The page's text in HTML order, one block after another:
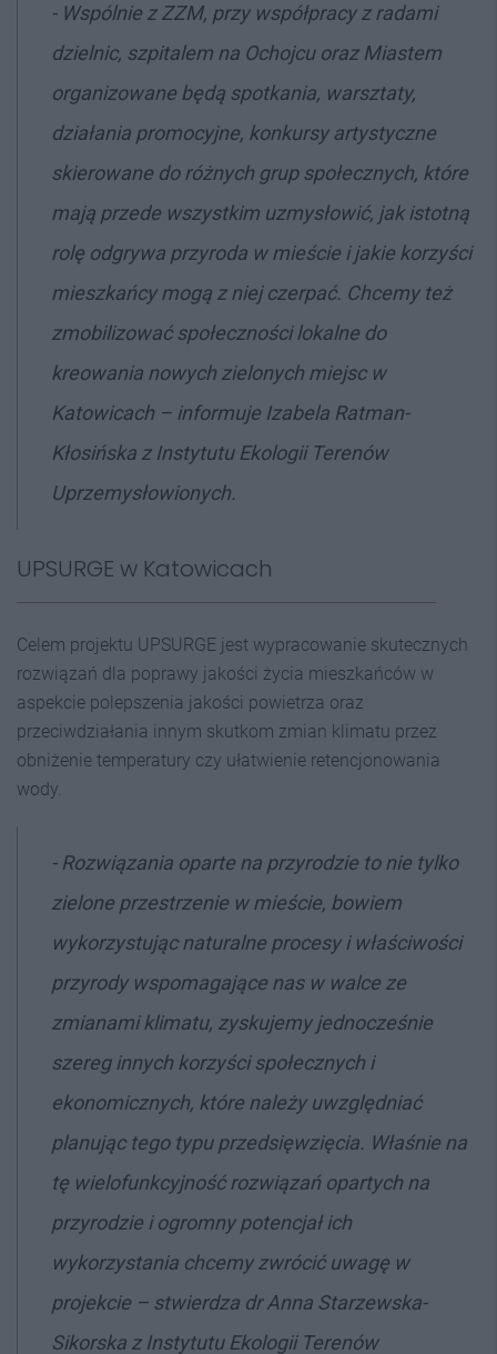
- Wspólnie z ZZM, przy współpracy z radami
dzielnic, szpitalem na Ochojcu oraz Miastem
organizowane będą spotkania, warsztaty,
działania promocyjne, konkursy artystyczne
skierowane do różnych grup społecznych, które
mają przede wszystkim uzmysłowić, jak istotną
rolę odgrywa przyroda w mieście i jakie korzyści
mieszkańcy mogą z niej czerpać. Chcemy też
zmobilizować społeczności lokalne do
kreowania nowych zielonych miejsc w
Katowicach – informuje Izabela Ratman-
Kłosińska z Instytutu Ekologii Terenów
Uprzemysłowionych.
UPSURGE w Katowicach
Celem projektu UPSURGE jest wypracowanie skutecznych
rozwiązań dla poprawy jakości życia mieszkańców w
aspekcie polepszenia jakości powietrza oraz
przeciwdziałania innym skutkom zmian klimatu przez
obniżenie temperatury czy ułatwienie retencjonowania
wody.
- Rozwiązania oparte na przyrodzie to nie tylko
zielone przestrzenie w mieście, bowiem
wykorzystując naturalne procesy i właściwości
przyrody wspomagające nas w walce ze
zmianami klimatu, zyskujemy jednocześnie
szereg innych korzyści społecznych i
ekonomicznych, które należy uwzględniać
planując tego typu przedsięwzięcia. Właśnie na
tę wielofunkcyjność rozwiązań opartych na
przyrodzie i ogromny potencjał ich
wykorzystania chcemy zwrócić uwagę w
projekcie – stwierdza dr Anna Starzewska-
Sikorska z Instytutu Ekologii Terenów